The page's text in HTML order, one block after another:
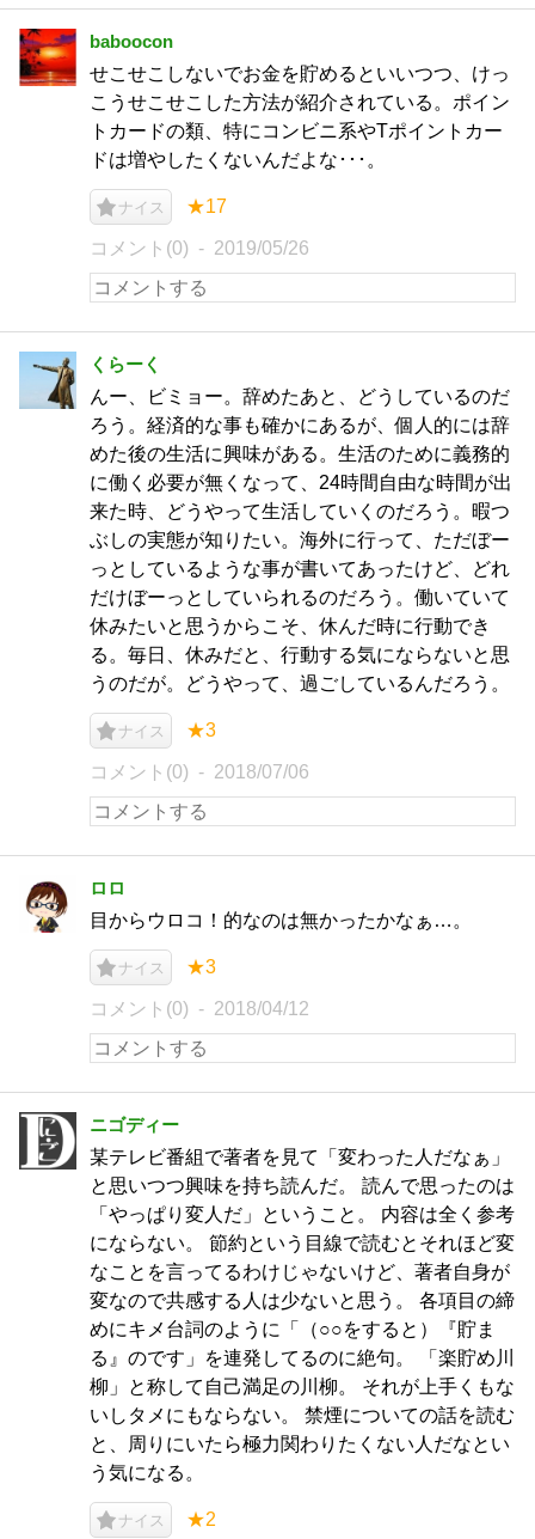
baboocon
せこせこしないでお金を貯めるといいつつ、けっ
こうせこせこした方法が紹介されている。ポイン
トカードの類、特にコンビニ系やTポイントカー
ドは増やしたくないんだよな･･･。
ナイス ★17
コメント(0) 2019/05/26
くらーく
んー、ビミョー。辞めたあと、どうしているのだ
ろう。経済的な事も確かにあるが、個人的には辞
めた後の生活に興味がある。生活のために義務的
に働く必要が無くなって、24時間自由な時間が出
来た時、どうやって生活していくのだろう。暇つ
ぶしの実態が知りたい。海外に行って、ただぼー
っとしているような事が書いてあったけど、どれ
だけぼーっとしていられるのだろう。働いていて
休みたいと思うからこそ、休んだ時に行動でき
る。毎日、休みだと、行動する気にならないと思
うのだが。どうやって、過ごしているんだろう。
ナイス ★3
コメント(0) 2018/07/06
ロロ
目からウロコ！的なのは無かったかなぁ…。
ナイス ★3
コメント(0) 2018/04/12
ニゴディー
某テレビ番組で著者を見て「変わった人だなぁ」
と思いつつ興味を持ち読んだ。 読んで思ったのは
「やっぱり変人だ」ということ。 内容は全く参考
にならない。 節約という目線で読むとそれほど変
なことを言ってるわけじゃないけど、著者自身が
変なので共感する人は少ないと思う。 各項目の締
めにキメ台詞のように「（○○をすると）『貯ま
る』のです」を連発してるのに絶句。 「楽貯め川
柳」と称して自己満足の川柳。 それが上手くもな
いしタメにもならない。 禁煙についての話を読む
と、周りにいたら極力関わりたくない人だなとい
う気になる。
ナイス ★2